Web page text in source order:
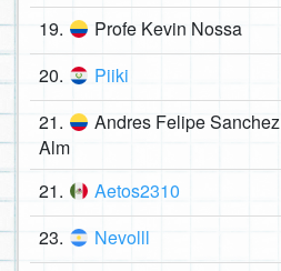
19. Profe Kevin Nossa
20. Piiki
21.
Andres Felipe Sanchez
Alm
21. Aetos2310
23. Nevolll